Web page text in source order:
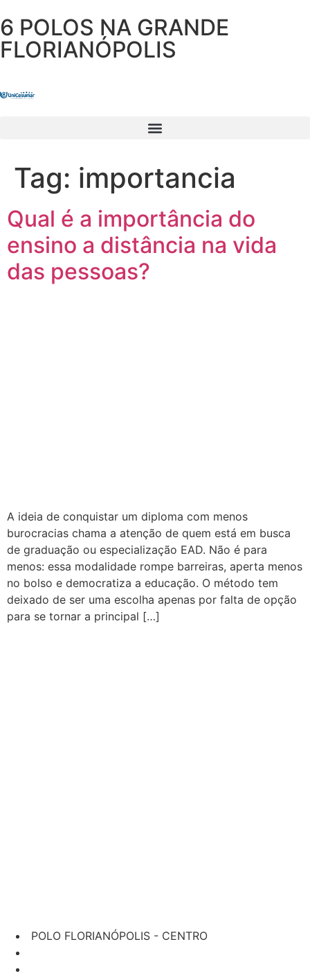
6 POLOS NA GRANDE
FLORIANÓPOLIS
Tag: importancia
Qual é a importância do
ensino a distância na vida
das pessoas?
A ideia de conquistar um diploma com menos
burocracias chama a atenção de quem está em busca
de graduação ou especialização EAD. Não é para
menos: essa modalidade rompe barreiras, aperta menos
no bolso e democratiza a educação. O método tem
deixado de ser uma escolha apenas por falta de opção
para se tornar a principal […]
‎ POLO FLORIANÓPOLIS - CENTRO